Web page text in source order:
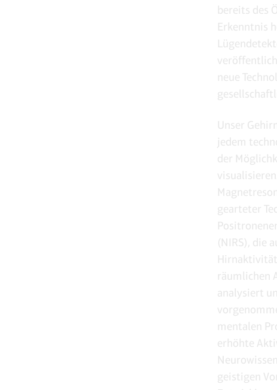
bereits des
Erkenntnis
neue
Unser
jedem
der
gearteter
(NIRS), die
Hirnaktivität
räumlichen
analysiert
mentalen
erhöhte
geistigen